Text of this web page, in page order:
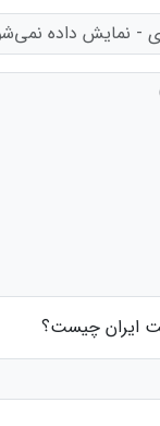
ایران چیست؟